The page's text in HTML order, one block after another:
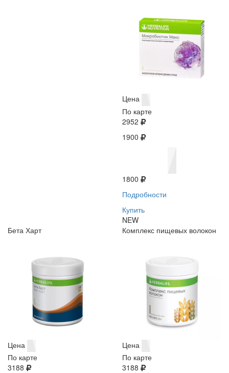
Цена
По карте
2952
1900
1800
Подробности
Купить
NEW
Бета Харт
Цена
По карте
3188
Комплекс пищевых волокон
Цена
По карте
3188